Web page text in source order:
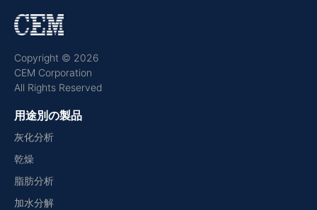
Copyright © 2026
CEM Corporation
All Rights Reserved
用途別の製品
灰化分析
乾燥
脂肪分析
加水分解